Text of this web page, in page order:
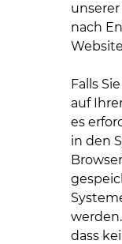
nach
Falls
auf
es
in den
dass